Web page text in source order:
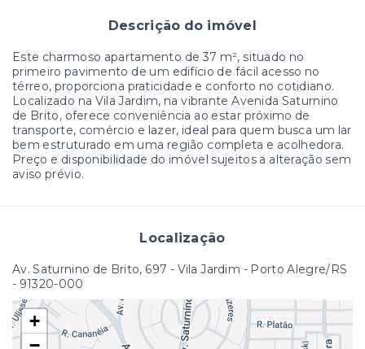
Descrição do imóvel
Este charmoso apartamento de 37 m², situado no
primeiro pavimento de um edifício de fácil acesso no
térreo, proporciona praticidade e conforto no cotidiano.
Localizado na Vila Jardim, na vibrante Avenida Saturnino
de Brito, oferece conveniência ao estar próximo de
transporte, comércio e lazer, ideal para quem busca um lar
bem estruturado em uma região completa e acolhedora.
Preço e disponibilidade do imóvel sujeitos a alteração sem
aviso prévio.
Localização
Av. Saturnino de Brito, 697 - Vila Jardim - Porto Alegre/RS
- 91320-000
+